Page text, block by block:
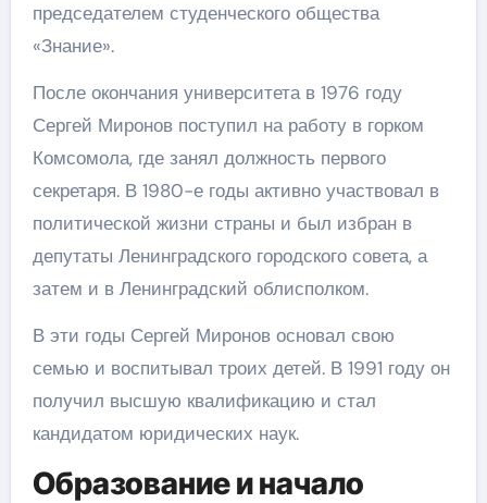
председателем студенческого общества
«Знание».
После окончания университета в 1976 году
Сергей Миронов поступил на работу в горком
Комсомола, где занял должность первого
секретаря. В 1980-е годы активно участвовал в
политической жизни страны и был избран в
депутаты Ленинградского городского совета, а
затем и в Ленинградский облисполком.
В эти годы Сергей Миронов основал свою
семью и воспитывал троих детей. В 1991 году он
получил высшую квалификацию и стал
кандидатом юридических наук.
Образование и начало